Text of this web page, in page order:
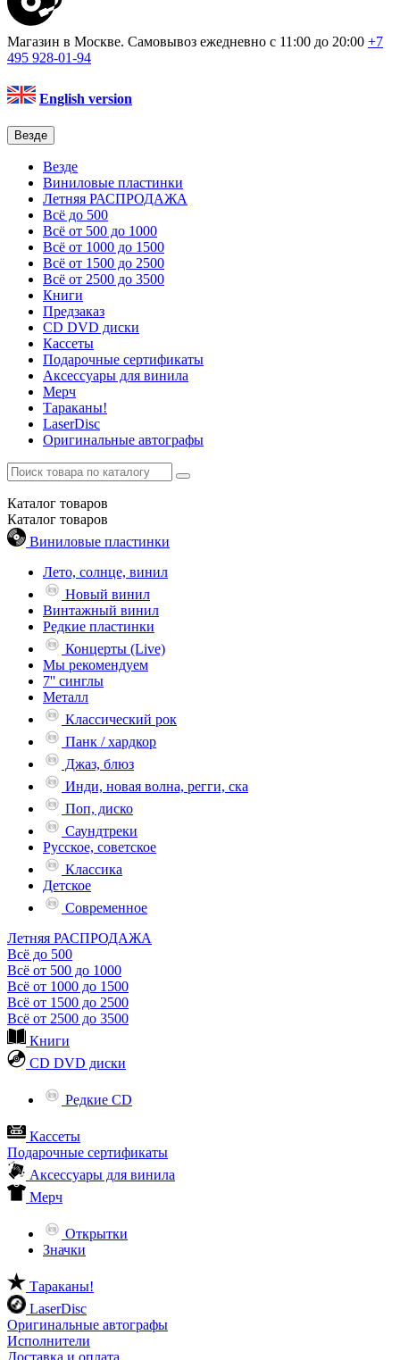
Магазин в Москве. Самовывоз ежедневно с 11:00 до 20:00 +7
495 928-01-94
English version
Везде
Везде
Виниловые пластинки
Летняя РАСПРОДАЖА
Всё до 500
Всё от 500 до 1000
Всё от 1000 до 1500
Всё от 1500 до 2500
Всё от 2500 до 3500
Книги
Предзаказ
CD DVD диски
Кассеты
Подарочные сертификаты
Аксессуары для винила
Мерч
Тараканы!
LaserDisc
Оригинальные автографы
Каталог товаров
Каталог товаров
Виниловые пластинки
Лето, солнце, винил
Новый винил
Винтажный винил
Редкие пластинки
Концерты (Live)
Мы рекомендуем
7'' синглы
Металл
Классический рок
Панк / хардкор
Джаз, блюз
Инди, новая волна, регги, ска
Поп, диско
Саундтреки
Русское, советское
Классика
Детское
Современное
Летняя РАСПРОДАЖА
Всё до 500
Всё от 500 до 1000
Всё от 1000 до 1500
Всё от 1500 до 2500
Всё от 2500 до 3500
Книги
CD DVD диски
Редкие CD
Кассеты
Подарочные сертификаты
Аксессуары для винила
Мерч
Открытки
Значки
Тараканы!
LaserDisc
Оригинальные автографы
Исполнители
Доставка и оплата